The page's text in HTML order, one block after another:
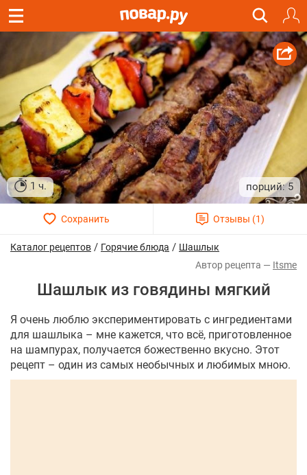
1 ч. 5
Каталог рецептов / Горячие блюда / Шашлык
Itsme
Шашлык из говядины мягкий
Я очень люблю экспериментировать с ингредиентами
для шашлыка – мне кажется, что всё, приготовленное
на шампурах, получается божественно вкусно. Этот
рецепт – один из самых необычных и любимых мною.